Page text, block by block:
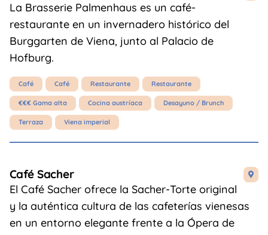
La Brasserie Palmenhaus es un café-
restaurante en un invernadero histórico del
Burggarten de Viena, junto al Palacio de
Hofburg.
Café Café Restaurante Restaurante
€€€ Gama alta Cocina austríaca Desayuno / Brunch
Terraza Viena imperial

Café Sacher
El Café Sacher ofrece la Sacher-Torte original
y la auténtica cultura de las cafeterías vienesas
en un entorno elegante frente a la Ópera de